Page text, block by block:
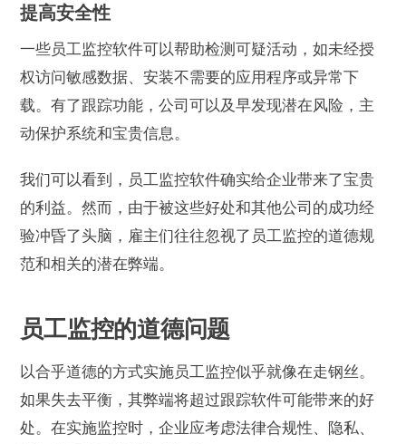
提高安全性
一些员工监控软件可以帮助检测可疑活动，如未经授
权访问敏感数据、安装不需要的应用程序或异常下
载。有了跟踪功能，公司可以及早发现潜在风险，主
动保护系统和宝贵信息。
我们可以看到，员工监控软件确实给企业带来了宝贵
的利益。然而，由于被这些好处和其他公司的成功经
验冲昏了头脑，雇主们往往忽视了员工监控的道德规
范和相关的潜在弊端。
员工监控的道德问题
以合乎道德的方式实施员工监控似乎就像在走钢丝。
如果失去平衡，其弊端将超过跟踪软件可能带来的好
处。在实施监控时，企业应考虑法律合规性、隐私、